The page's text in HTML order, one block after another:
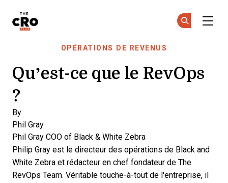
Skip to main contentOPÉRATIONS DE REVENUS
Qu’est-ce que le RevOps
?
By
Phil Gray
Phil Gray COO of Black & White Zebra
Philip Gray est le directeur des opérations de Black and
White Zebra et rédacteur en chef fondateur de The
RevOps Team. Véritable touche-à-tout de l'entreprise, il